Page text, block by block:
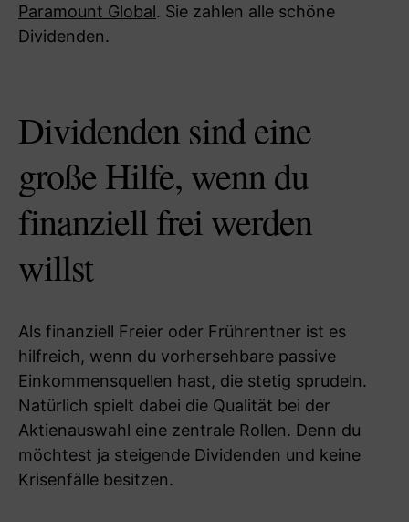
Paramount Global. Sie zahlen alle schöne
Dividenden.
Dividenden sind eine
große Hilfe, wenn du
finanziell frei werden
willst
Als finanziell Freier oder Frührentner ist es
hilfreich, wenn du vorhersehbare passive
Einkommensquellen hast, die stetig sprudeln.
Natürlich spielt dabei die Qualität bei der
Aktienauswahl eine zentrale Rollen. Denn du
möchtest ja steigende Dividenden und keine
Krisenfälle besitzen.